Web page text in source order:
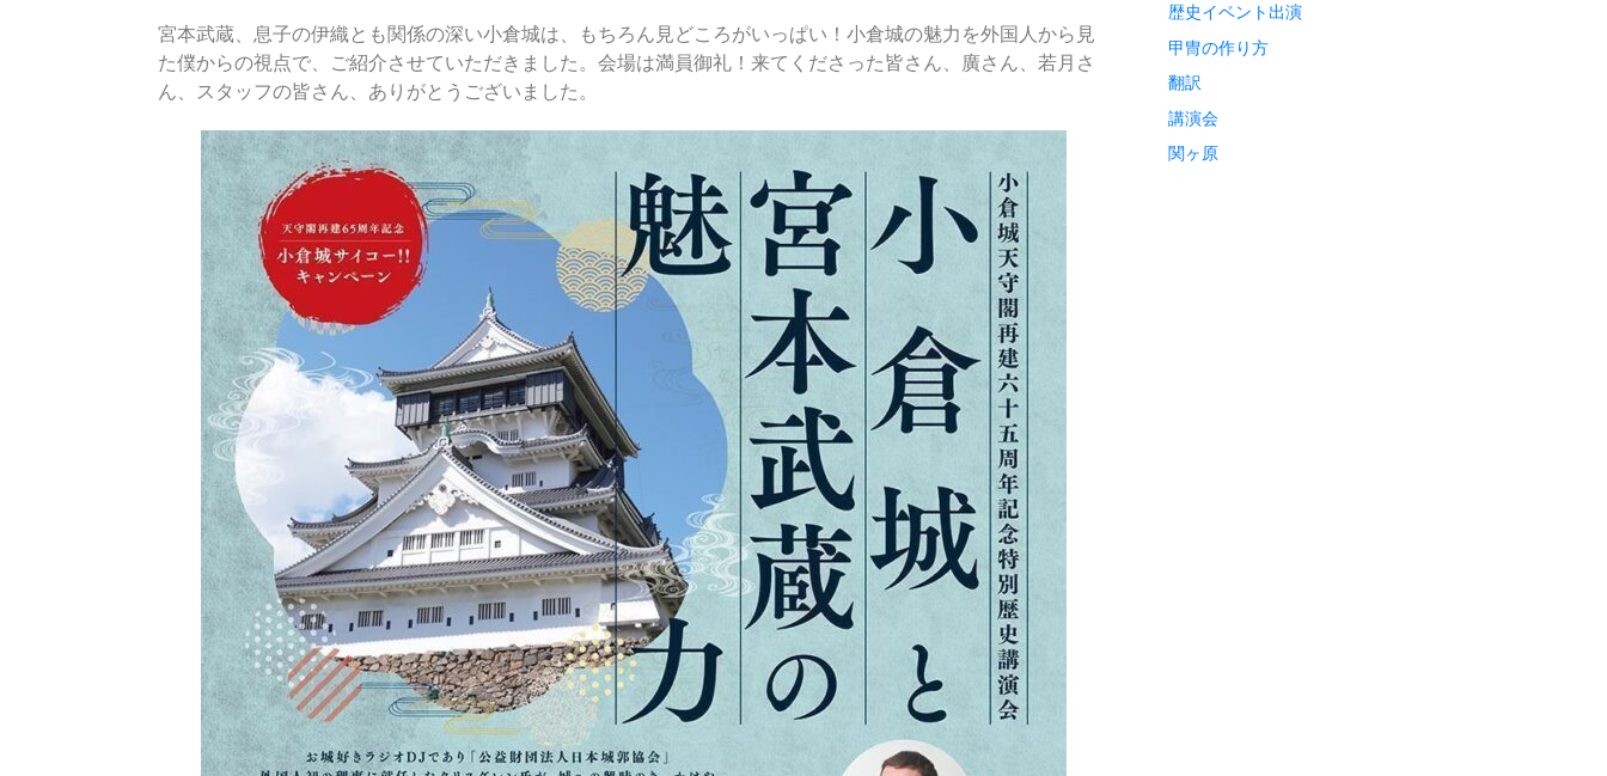
宮本武蔵、息子の伊織とも関係の深い小倉城は、もちろん見どころがいっぱい！小倉城の魅力を外国人から見
た僕からの視点で、ご紹介させていただきました。会場は満員御礼！来てくださった皆さん、廣さん、若月さ
ん、スタッフの皆さん、ありがとうございました。
歴史イベント出演
甲冑の作り方
翻訳
講演会
関ヶ原